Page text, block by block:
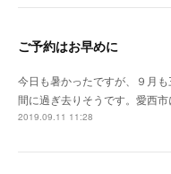
ご予約はお早めに
今日も暑かったですが、９月
間に過ぎ去りそうです。愛西
2019.09.11 11:28